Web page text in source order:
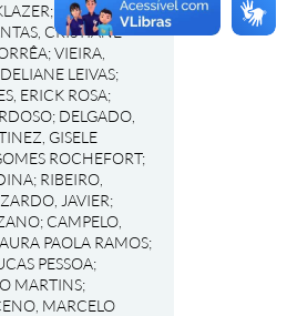
;
SCHNEIDER,
CRISTIANE
;VIEIRA,
LEIVAS;
ERICK ROSA;
; DELGADO,
GISELE
ROCHEFORT;
; RIBEIRO,
JAVIER;
; CAMPELO,
PAOLA RAMOS;
PESSOA;
MARTINS;
MARCELO